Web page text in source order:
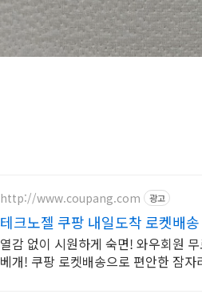
http://www.coupang.com 광고
테크노젤 쿠팡 내일도착 로켓배송
열감 없이 시원하게 숙면! 와우회원
베개! 쿠팡 로켓배송으로 편안한 잠자